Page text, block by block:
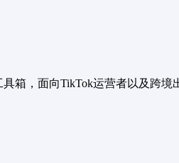
箱，面向TikTok运营者以及跨